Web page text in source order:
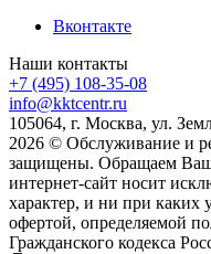
Вконтакте
Наши контакты
+7 (495) 108-35-08
info@kktcentr.ru
105064, г. Москва, ул.
2026 © Обслуживание и
защищены. Обращаем
интернет-сайт носит
характер, и ни при каких
офертой, определяемой
Гражданского кодекса